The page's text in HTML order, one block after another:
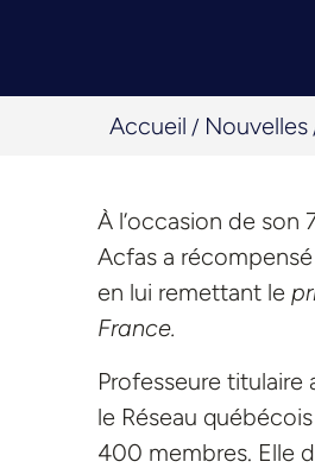
Accueil / Nouvelles
À l’occasion de son
Acfas a
en lui remettant le
France.
Professeure titulaire
le Réseau
400 membres. Elle